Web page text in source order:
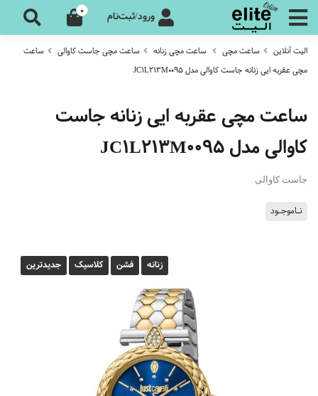
ورود/ثبت‌نام 0
الیت آنلاین ساعت مچی ساعت مچی زنانه ساعت مچی جاست کاوالی
ساعت
مچی عقربه ایی زنانه جاست کاوالی مدل JC1L213M0095
ساعت مچی عقربه ایی زنانه جاست
کاوالی مدل JC1L213M0095
جاست کاوالی
نـاموجـود
زنانه فشن کلاسیک جدیدترین